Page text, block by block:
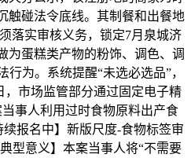
触碰法令底线。其制餐和出餐地
落实审核义务，锁定7月泉城济
为蛋糕类产物的粉饰、调色、调
为。系统提醒“未选必选品”，
，市场监管部分通过固定电子精
事人利用过时食物原料出产食
续报名中】新版尺度-食物标签审
型意义】本案当事人将“不需要